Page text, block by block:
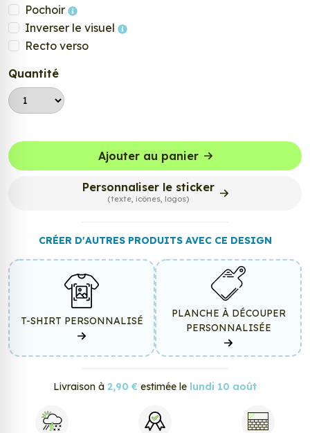
Pochoir
Inverser le visuel
Recto verso
Quantité
Ajouter au panier
Personnaliser le sticker
(texte, icônes, logos)
CRÉER D'AUTRES PRODUITS AVEC CE DESIGN
T-SHIRT PERSONNALISÉ
PLANCHE À DÉCOUPER
PERSONNALISÉE
Livraison à 2,90 € estimée le lundi 10 août